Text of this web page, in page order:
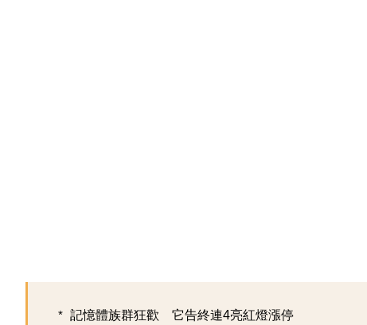
記憶體族群狂歡 它告終連4亮紅燈漲停